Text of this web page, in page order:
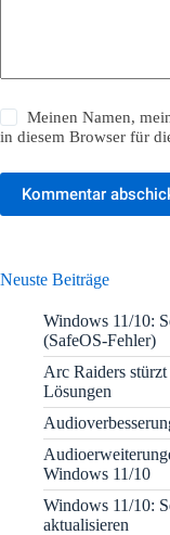
Meinen Namen,
in diesem Browser für
Kommentar
Neuste Beiträge
Windows 11/10:
(SafeOS-Fehler)
Arc Raiders
Lösungen
Windows 11/10
Windows 11/10:
aktualisieren